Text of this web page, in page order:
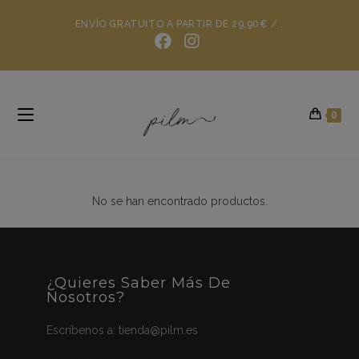
ENVÍO GRATUITO A PARTIR DE 29,90€ / .
0
No se han encontrado productos.
¿Quieres Saber Más De
Nosotros?
Escríbenos a:tienda@pilm.es